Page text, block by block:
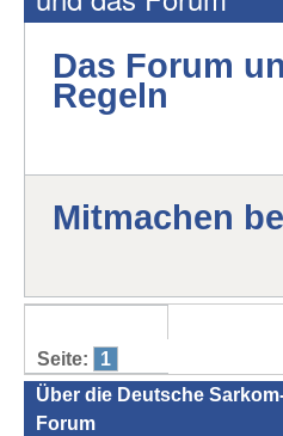
Das Forum
Regeln
Mitmachen
Seite:
1
Über die Deutsche
Forum